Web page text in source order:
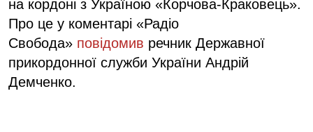
на кордоні з Україною «Корчова-Краковець».
Про це у коментарі «Радіо
Свобода» повідомив речник Державної
прикордонної служби України Андрій
Демченко.